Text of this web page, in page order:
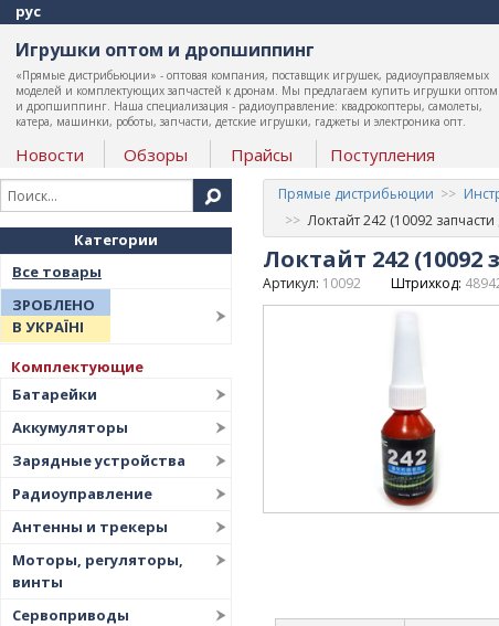
рус
Игрушки оптом и дропшиппинг
«Прямые дистрибьюции» - оптовая компания, поставщик игрушек, радиоуправляемых
моделей и комплектующих запчастей к дронам. Мы предлагаем купить игрушки оптом
и дропшиппинг. Наша специализация - радиоуправление: квадрокоптеры, самолеты,
катера, машинки, роботы, запчасти, детские игрушки, гаджеты и электроника опт.
Новости Обзоры Прайсы Поступления
Категории
Все товары
ЗРОБЛЕНО
В УКРАЇНІ
Комплектующие
Батарейки
Аккумуляторы
Зарядные устройства
Радиоуправление
Антенны и трекеры
Моторы, регуляторы,
винты
Сервоприводы
Прямые дистрибьюции
Локтайт 242 (10092
Локтайт 242
Артикул: 10092 Штрихкод: